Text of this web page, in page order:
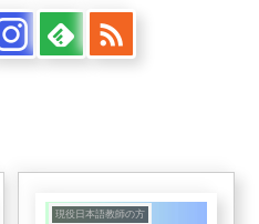
現役日本語教師の方